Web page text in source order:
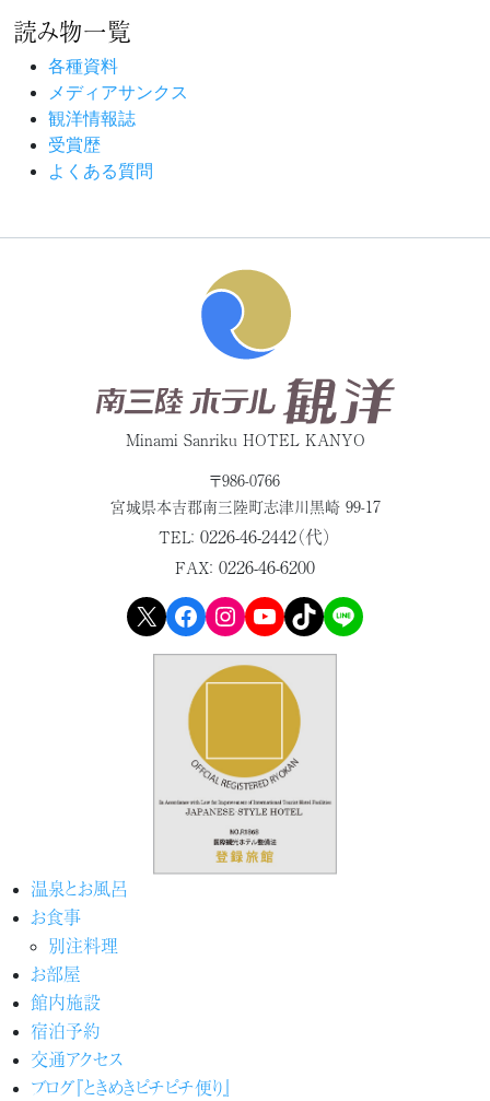
ビ
ゲ
ー
シ
読み物一覧
各種資料
メディアサンクス
観洋情報誌
受賞歴
よくある質問
Minami Sanriku HOTEL KANYO
〒986-0766
宮城県本吉郡南三陸町志津川黒崎 99-17
TEL： 0226-46-2442（代）
FAX： 0226-46-6200
X Facebook Instagram YouTube TikTok LINE
温泉とお風呂
お食事
別注料理
お部屋
館内施設
宿泊予約
交通アクセス
ブログ『ときめきピチピチ便り』